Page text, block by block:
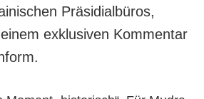
Präsidialbüros,
exklusiven Kommentar